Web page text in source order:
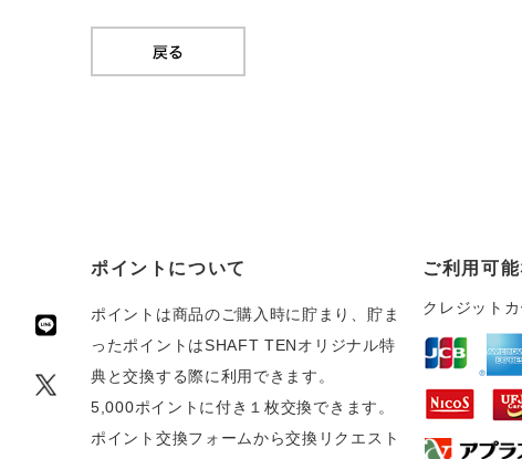
ポイントについて
ポイントは商品のご購入時に貯まり、貯ま
ったポイントはSHAFT TENオリジナル特
典と交換する際に利用できます。
5,000ポイントに付き１枚交換できます。
ポイント交換フォームから交換リクエスト
ご利用可
クレジットカ